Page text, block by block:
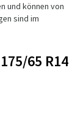
und können von
sind im
65 R14